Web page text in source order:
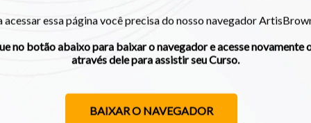
acessar essa página você precisa do nosso navegador
no botão abaixo para baixar o navegador e acesse novamente
através dele para assistir seu Curso.
BAIXAR O NAVEGADOR